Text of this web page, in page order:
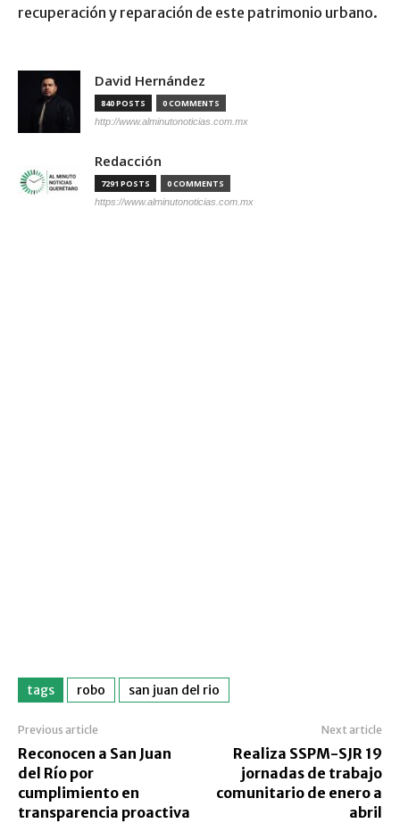
recuperación y reparación de este patrimonio urbano.
David Hernández
840 POSTS 0 COMMENTS
http://www.alminutonoticias.com.mx
Redacción
7291 POSTS 0 COMMENTS
https://www.alminutonoticias.com.mx
tags robo san juan del rio
Previous article
Reconocen a San Juan
del Río por
cumplimiento en
transparencia proactiva
Next article
Realiza SSPM-SJR 19
jornadas de trabajo
comunitario de enero a
abril